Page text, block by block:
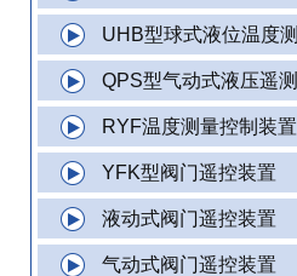
UHB型球式液位温度测
QPS型气动式液压遥测
RYF温度测量控制装置
YFK型阀门遥控装置
液动式阀门遥控装置
气动式阀门遥控装置